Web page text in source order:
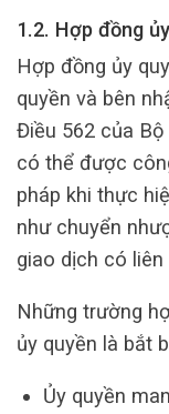
1.2. Hợp đồng
Hợp đồng ủy
quyền và bên
Điều 562 của
có thể được
pháp khi thực
như chuyển
giao dịch có
Những trường
ủy quyền là bắt
Ủy quyền